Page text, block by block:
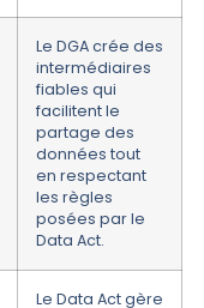
Le DGA crée des
intermédiaires
fiables qui
facilitent le
partage des
données tout
en respectant
les règles
posées par le
Data Act.
Le Data Act gère